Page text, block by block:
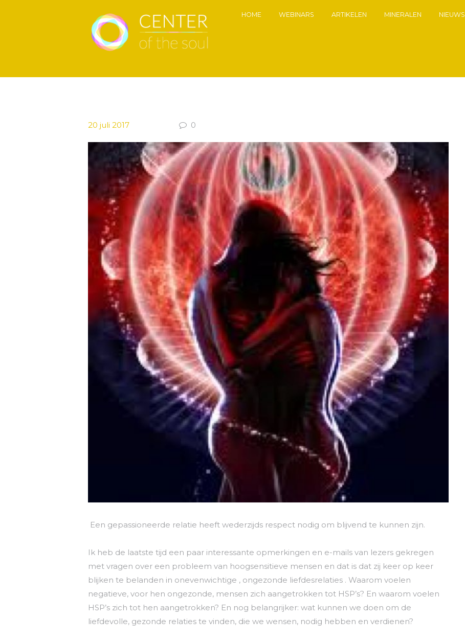
HOME WEBINARS ARTIKELEN MINERALEN NIEUWS
20 juli 2017 0
Een gepassioneerde relatie heeft wederzijds respect nodig om blijvend te kunnen zijn.
Ik heb de laatste tijd een paar interessante opmerkingen en e-mails van lezers gekregen
met vragen over een probleem van hoogsensitieve mensen en dat is dat zij keer op keer
blijken te belanden in onevenwichtige , ongezonde liefdesrelaties . Waarom voelen
negatieve, voor hen ongezonde, mensen zich aangetrokken tot HSP’s? En waarom voelen
HSP’s zich tot hen aangetrokken? En nog belangrijker: wat kunnen we doen om de
liefdevolle, gezonde relaties te vinden, die we wensen, nodig hebben en verdienen?